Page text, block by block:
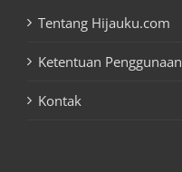
Tentang Hijauku.com
Ketentuan Penggunaan
Kontak